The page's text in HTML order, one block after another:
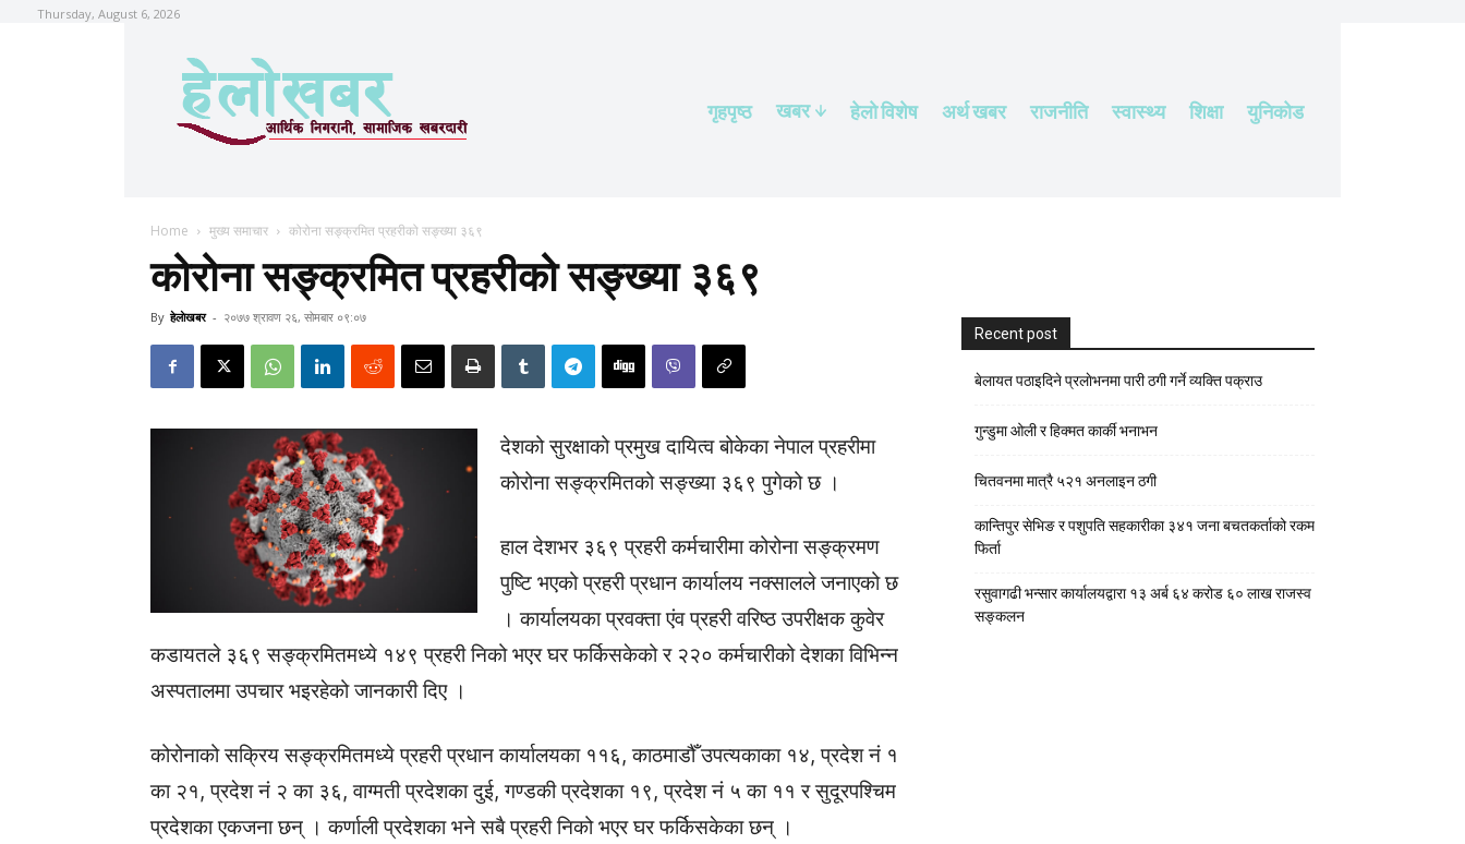
Thursday, August 6, 2026
गृहपृष्ठ खबर हेलाे विशेष अर्थ खबर राजनीति स्वास्थ्य शिक्षा युनिकोड
Home मुख्य समाचार कोरोना सङ्क्रमित प्रहरीको सङ्ख्या ३६९
कोरोना सङ्क्रमित प्रहरीको सङ्ख्या ३६९
By हेलाेखबर - २०७७ श्रावण २६, सोमबार ०९:०७
देशको सुरक्षाको प्रमुख दायित्व बोकेका नेपाल प्रहरीमा
कोरोना सङ्क्रमितको सङ्ख्या ३६९ पुगेको छ ।
हाल देशभर ३६९ प्रहरी कर्मचारीमा कोरोना सङ्क्रमण
पुष्टि भएको प्रहरी प्रधान कार्यालय नक्सालले जनाएको छ
। कार्यालयका प्रवक्ता एंव प्रहरी वरिष्ठ उपरीक्षक कुवेर
कडायतले ३६९ सङ्क्रमितमध्ये १४९ प्रहरी निको भएर घर फर्किसकेको र २२० कर्मचारीको देशका विभिन्न
अस्पतालमा उपचार भइरहेको जानकारी दिए ।
कोरोनाको सक्रिय सङ्क्रमितमध्ये प्रहरी प्रधान कार्यालयका ११६, काठमाडौँ उपत्यकाका १४, प्रदेश नं १
का २१, प्रदेश नं २ का ३६, वाग्मती प्रदेशका दुई, गण्डकी प्रदेशका १९, प्रदेश नं ५ का ११ र सुदूरपश्चिम
प्रदेशका एकजना छन् । कर्णाली प्रदेशका भने सबै प्रहरी निको भएर घर फर्किसकेका छन् ।
Recent post
बेलायत पठाइदिने प्रलाेभनमा पारी ठगी गर्ने व्यक्ति पक्राउ
गुन्डुमा ओली र हिक्मत कार्की भनाभन
चितवनमा मात्रै ५२१ अनलाइन ठगी
कान्तिपुर सेभिङ र पशुपति सहकारीका ३४१ जना बचतकर्ताको रकम
फिर्ता
रसुवागढी भन्सार कार्यालयद्वारा १३ अर्ब ६४ करोड ६० लाख राजस्व
सङ्कलन